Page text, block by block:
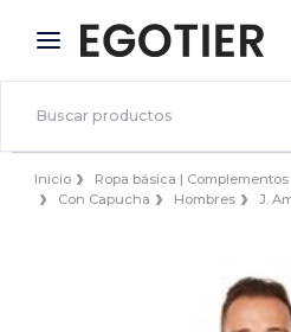
× App de Egotier
¡Mejores precios en app!
Inicio Ropa básica | Complementos
Con Capucha
Hombres J.